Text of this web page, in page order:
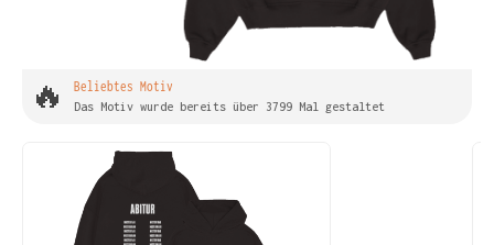
🔥 Beliebtes Motiv
Das Motiv wurde bereits über 3799 Mal gestaltet